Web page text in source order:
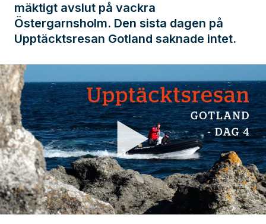
mäktigt avslut på vackra
Östergarnsholm. Den sista dagen på
Upptäcktsresan Gotland saknade intet.